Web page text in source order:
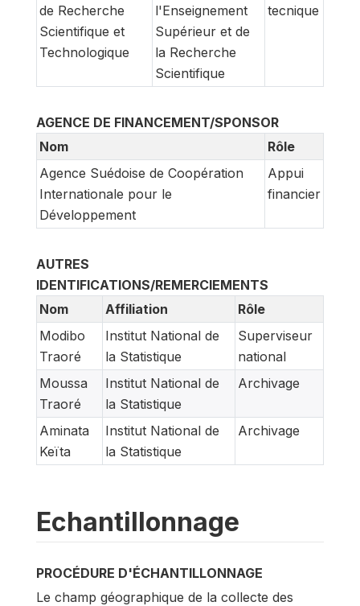
de Recherche
Scientifique et
Technologique
l'Enseignement
Supérieur et de
la Recherche
Scientifique
tecnique
AGENCE DE FINANCEMENT/SPONSOR
Nom
Rôle
Agence Suédoise de Coopération
Internationale pour le
Développement
Appui
financier
AUTRES
IDENTIFICATIONS/REMERCIEMENTS
Nom
Affiliation
Rôle
Modibo
Traoré
Institut National de
la Statistique
Superviseur
national
Moussa
Traoré
Institut National de
la Statistique
Archivage
Aminata
Keïta
Institut National de
la Statistique
Archivage
Echantillonnage
PROCÉDURE D'ÉCHANTILLONNAGE
Le champ géographique de la collecte des